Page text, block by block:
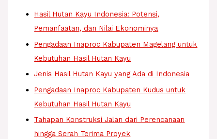
Hasil Hutan Kayu Indonesia: Potensi,
Pemanfaatan, dan Nilai Ekonominya
Pengadaan Inaproc Kabupaten Magelang untuk
Kebutuhan Hasil Hutan Kayu
Jenis Hasil Hutan Kayu yang Ada di Indonesia
Pengadaan Inaproc Kabupaten Kudus untuk
Kebutuhan Hasil Hutan Kayu
Tahapan Konstruksi Jalan dari Perencanaan
hingga Serah Terima Proyek